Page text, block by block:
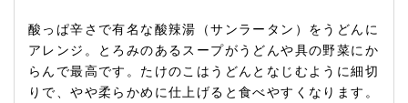
酸っぱ辛さで有名な酸辣湯（サンラータン）をうどんに
アレンジ。とろみのあるスープがうどんや具の野菜にか
らんで最高です。たけのこはうどんとなじむように細切
りで、やや柔らかめに仕上げると食べやすくなります。